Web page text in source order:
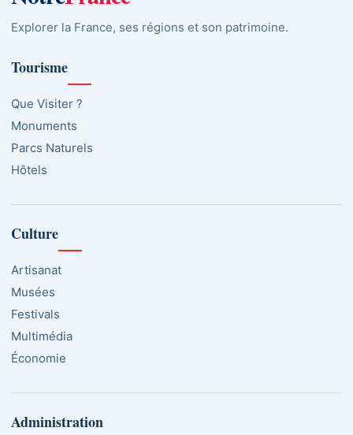
Explorer la France, ses régions et son patrimoine.
Tourisme
Que Visiter ?
Monuments
Parcs Naturels
Hôtels
Culture
Artisanat
Musées
Festivals
Multimédia
Économie
Administration